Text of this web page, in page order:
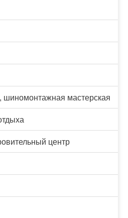
шиномонтажная мастерская
центр